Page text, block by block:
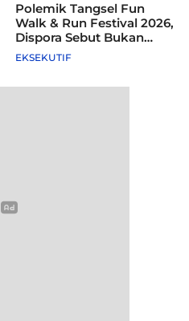
Polemik Tangsel Fun
Walk & Run Festival 2026,
Dispora Sebut Bukan
Agenda Pemkot
EKSEKUTIF